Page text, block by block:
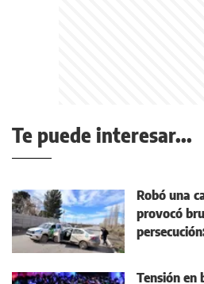
Te puede interesar...
Robó una
provocó
Tensión en